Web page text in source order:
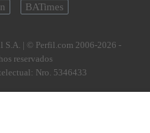
BATimes
S.A. | © Perfil.com 2006-2026 -
reservados
Nro. 5346433